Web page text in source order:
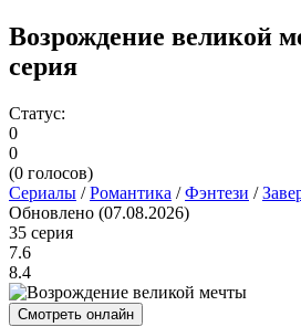
Возрождение великой
серия
Статус:
0
0
(0 голосов)
Сериалы /Романтика /Фэнтези /
Обновлено (07.08.2026)
35 серия
7.6
8.4
Смотреть онлайн